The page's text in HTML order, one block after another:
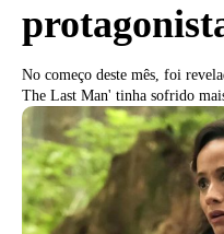
No começo deste mês, foi
The Last Man' tinha sofrido